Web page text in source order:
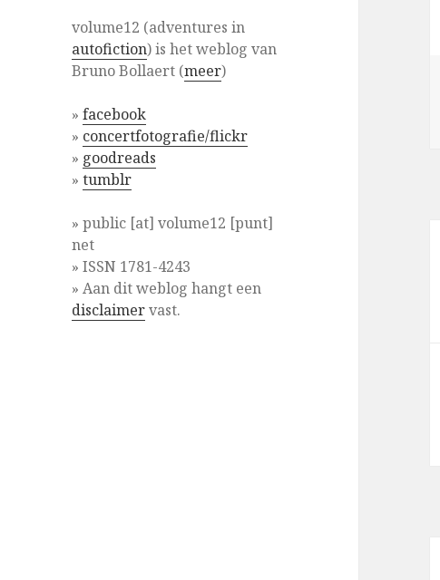
volume12 (adventures in
autofiction) is het weblog van
Bruno Bollaert (meer)
»facebook
» concertfotografie/flickr
» goodreads
»tumblr
» public [at] volume12 [punt]
net
» ISSN 1781-4243
» Aan dit weblog hangt een
disclaimervast.